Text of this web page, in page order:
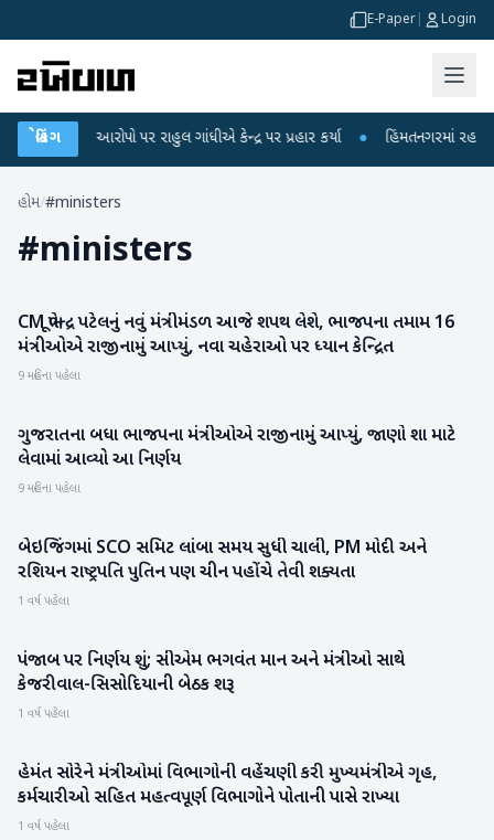
E-Paper Login
બ્રેકિંગ
લીકના આરોપો પર રાહુલ ગાંધીએ કેન્દ્ર પર પ્રહાર કર્યા ● હિંમતનગરમાં રહસ્યમય
હોમ/#ministers
#ministers
ગુજરાત
CM ભૂપેન્દ્ર પટેલનું નવું મંત્રીમંડળ આજે શપથ લેશે, ભાજપના તમામ 16
મંત્રીઓએ રાજીનામું આપ્યું, નવા ચહેરાઓ પર ધ્યાન કેન્દ્રિત
9 મહિના પહેલા
ગુજરાત
ગુજરાતના બધા ભાજપના મંત્રીઓએ રાજીનામું આપ્યું, જાણો શા માટે
લેવામાં આવ્યો આ નિર્ણય
9 મહિના પહેલા
આંતરરાષ્ટ્રીય
બેઇજિંગમાં SCO સમિટ લાંબા સમય સુધી ચાલી, PM મોદી અને
રશિયન રાષ્ટ્રપતિ પુતિન પણ ચીન પહોંચે તેવી શક્યતા
1 વર્ષ પહેલા
રાજકારણ
પંજાબ પર નિર્ણય શું; સીએમ ભગવંત માન અને મંત્રીઓ સાથે
કેજરીવાલ-સિસોદિયાની બેઠક શરૂ
1 વર્ષ પહેલા
રાજકારણ
હેમંત સોરેને મંત્રીઓમાં વિભાગોની વહેંચણી કરી મુખ્યમંત્રીએ ગૃહ,
કર્મચારીઓ સહિત મહત્વપૂર્ણ વિભાગોને પોતાની પાસે રાખ્યા
1 વર્ષ પહેલા